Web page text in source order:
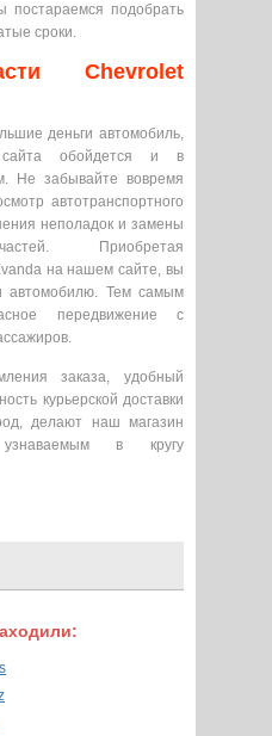
подобрать
сроки.
Chevrolet
деньги автомобиль,
обойдется и в
Не забывайте вовремя
автотранспортного
неполадок и замены
Приобретая
на нашем сайте, вы
автомобилю. Тем самым
передвижение с
заказа, удобный
курьерской доставки
делают наш магазин
в кругу